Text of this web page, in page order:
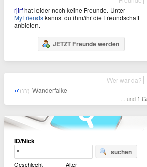
rjirfhat leider noch keine Freunde. Unter
MyFriendskannst du ihm/ihr die Freundschaft
anbieten.
JETZT Freunde werden
(??) Wanderfalke
... und 1
Wer war da?
ID/Nick
suchen
Geschlecht Alter